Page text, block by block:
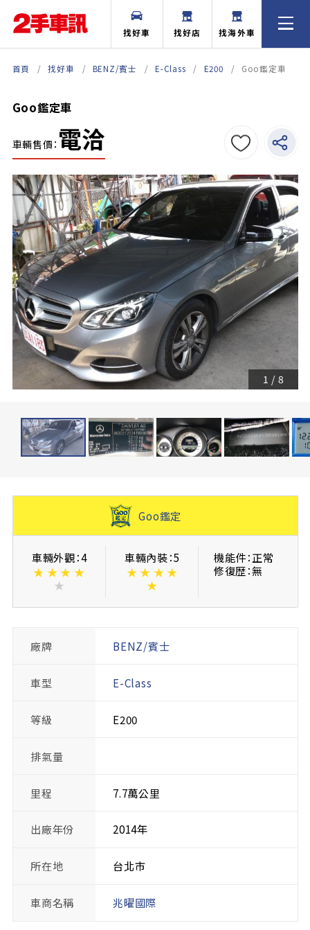
找好車 找好店 找海外車
首頁 找好車 BENZ/賓士 E-Class E200 Goo鑑定車
Goo鑑定車
車輛售價： 電洽
1 / 8
Goo鑑定
車輛外觀：4
★ ★ ★ ★
★
車輛內裝：5
★ ★ ★ ★
★
機能件：正常
修復歴：無
廠牌 BENZ/賓士
車型 E-Class
等級 E200
排氣量
里程 7.7萬公里
出廠年份 2014年
所在地 台北市
車商名稱 兆曜國際